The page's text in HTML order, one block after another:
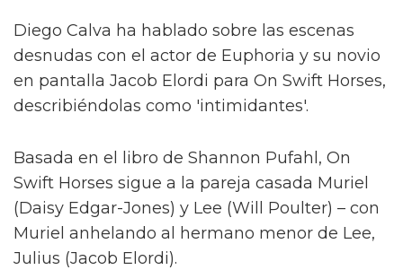
Diego Calva ha hablado sobre las escenas
desnudas con el actor de Euphoria y su novio
en pantalla Jacob Elordi para On Swift Horses,
describiéndolas como 'intimidantes'.
Basada en el libro de Shannon Pufahl, On
Swift Horses sigue a la pareja casada Muriel
(Daisy Edgar-Jones) y Lee (Will Poulter) – con
Muriel anhelando al hermano menor de Lee,
Julius (Jacob Elordi).